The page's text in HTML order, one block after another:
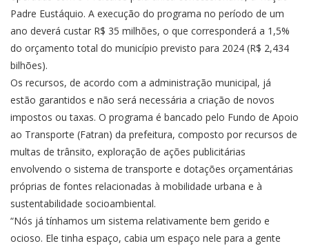
Padre Eustáquio. A execução do programa no período de um
ano deverá custar R$ 35 milhões, o que corresponderá a 1,5%
do orçamento total do município previsto para 2024 (R$ 2,434
bilhões).
Os recursos, de acordo com a administração municipal, já
estão garantidos e não será necessária a criação de novos
impostos ou taxas. O programa é bancado pelo Fundo de Apoio
ao Transporte (Fatran) da prefeitura, composto por recursos de
multas de trânsito, exploração de ações publicitárias
envolvendo o sistema de transporte e dotações orçamentárias
próprias de fontes relacionadas à mobilidade urbana e à
sustentabilidade socioambiental.
“Nós já tínhamos um sistema relativamente bem gerido e
ocioso. Ele tinha espaço, cabia um espaço nele para a gente